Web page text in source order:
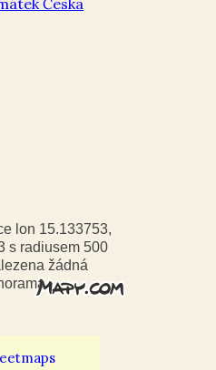
lon 15.133753,
s radiusem 500
žádná